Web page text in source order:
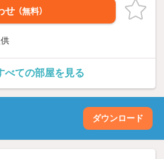
せ （無料）
べての部屋を見る
ダウンロード